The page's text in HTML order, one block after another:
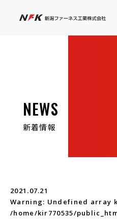
NEWS
新着情報
2021.07.21
Warning: Undefined array
/home/kir770535/